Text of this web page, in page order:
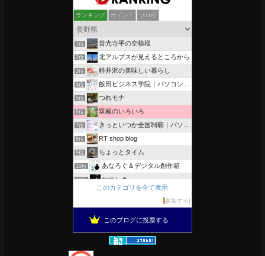
ランキング ポイント ブロ画
1位 善光寺平の空模様
2位 北アルプスが見えるところから
3位 軽井沢の美味しい暮らし
4位 飯田ビジネス学院｜パソコン、簿記、公共職業訓練と求職者支援
5位 つれモナ
6位 双報のいろいろ
7位 きっといつか全国制覇｜パソコン教室、簿記教室のスタッフブログ
8位 RT shop blog
9位 ちょっとタイム
10位 あなろぐ＆デジタル創作箱
11位 かつしき
軽井沢まったり生活 柴犬とともに
13位 がんばれ長野
のんびりいこうよ！
15位 OESセｴラ＆レイラ何気ない風景
このカテゴリを全て表示
参加する
このブログに投票する